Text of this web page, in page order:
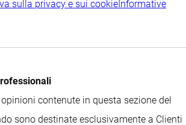
sulla privacy e sui cookieInformative
contenute in questa sezione del
sono destinate esclusivamente a Clienti